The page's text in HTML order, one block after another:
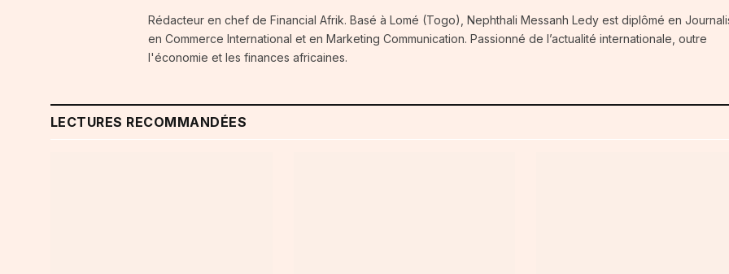
Rédacteur en chef de Financial Afrik. Basé à Lomé (Togo), Nephthali Messanh Ledy est diplômé en
en Commerce International et en Marketing Communication. Passionné de l’actualité internationale, outre
l'économie et les finances africaines.
LECTURES RECOMMANDÉES